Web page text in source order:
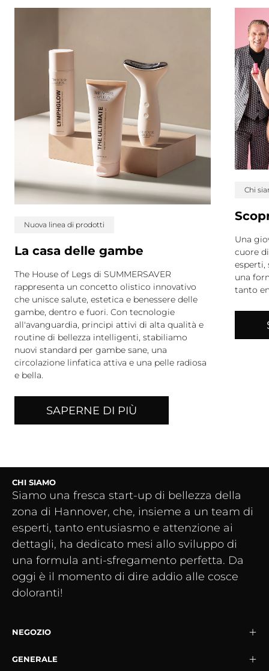
Nuova linea di prodotti
La casa delle gambe
The House of Legs di SUMMERSAVER
rappresenta un concetto olistico innovativo
che unisce salute, estetica e benessere delle
gambe, dentro e fuori. Con tecnologie
all'avanguardia, principi attivi di alta qualità e
routine di bellezza intelligenti, stabiliamo
nuovi standard per gambe sane, una
circolazione linfatica attiva e una pelle radiosa
e bella.
SAPERNE DI PIÙ
Chi
Una
cuore
esperti,
una
tanto
CHI SIAMO
Siamo una fresca start-up di bellezza della
zona di Hannover, che, insieme a un team di
esperti, tanto entusiasmo e attenzione ai
dettagli, ha dedicato mesi allo sviluppo di
una formula anti-sfregamento perfetta. Da
oggi è il momento di dire addio alle cosce
doloranti!
NEGOZIO
GENERALE